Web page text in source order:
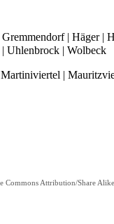
Gremmendorf| Häger|
| Uhlenbrock | Wolbeck
Martiniviertel |
Commons Attribution/Share